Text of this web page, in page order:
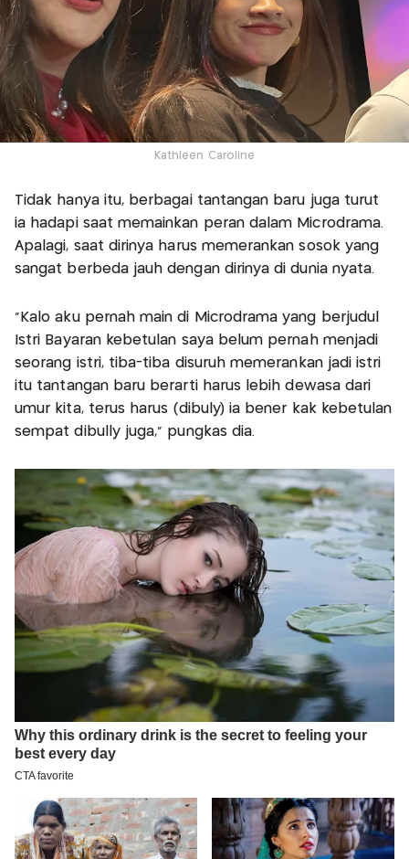
Kathleen Caroline
Tidak hanya itu, berbagai tantangan baru juga turut
ia hadapi saat memainkan peran dalam Microdrama.
Apalagi, saat dirinya harus memerankan sosok yang
sangat berbeda jauh dengan dirinya di dunia nyata.
“Kalo aku pernah main di Microdrama yang berjudul
Istri Bayaran kebetulan saya belum pernah menjadi
seorang istri, tiba-tiba disuruh memerankan jadi istri
itu tantangan baru berarti harus lebih dewasa dari
umur kita, terus harus (dibuly) ia bener kak kebetulan
sempat dibully juga,” pungkas dia.